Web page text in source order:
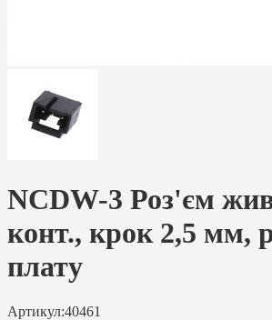
NCDW-3 Роз'єм
конт., крок 2,5 мм,
плату
Артикул:40461